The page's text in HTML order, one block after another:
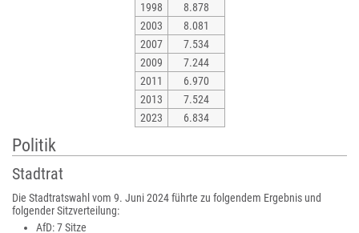
1998
8.878
2003
8.081
2007
7.534
2009
7.244
2011
6.970
2013
7.524
2023
6.834
Politik
Stadtrat
Die Stadtratswahl vom 9. Juni 2024 führte zu folgendem Ergebnis und
folgender Sitzverteilung:
AfD: 7 Sitze